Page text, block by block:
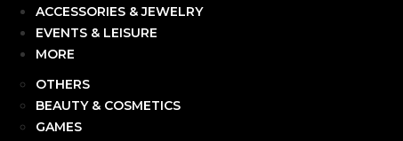
ACCESSORIES & JEWELRY
EVENTS & LEISURE
MORE
OTHERS
BEAUTY & COSMETICS
GAMES